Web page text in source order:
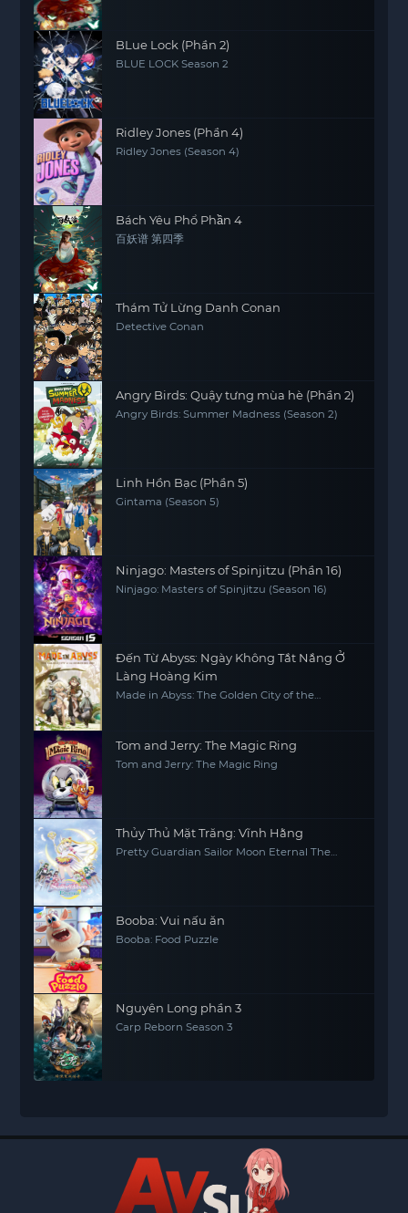
BLue Lock (Phần 2)
BLUE LOCK Season 2
Ridley Jones (Phần 4)
Ridley Jones (Season 4)
Bách Yêu Phổ Phần 4
百妖谱 第四季
Thám Tử Lừng Danh Conan
Detective Conan
Angry Birds: Quậy tưng mùa hè (Phần 2)
Angry Birds: Summer Madness (Season 2)
Linh Hồn Bạc (Phần 5)
Gintama (Season 5)
Ninjago: Masters of Spinjitzu (Phần 16)
Ninjago: Masters of Spinjitzu (Season 16)
Đến Từ Abyss: Ngày Không Tắt Nắng Ở
Làng Hoàng Kim
Made in Abyss: The Golden City of the
Tom and Jerry: The Magic Ring
Tom and Jerry: The Magic Ring
Thủy Thủ Mặt Trăng: Vĩnh Hằng
Pretty Guardian Sailor Moon Eternal The
Booba: Vui nấu ăn
Booba: Food Puzzle
Nguyên Long phần 3
Carp Reborn Season 3